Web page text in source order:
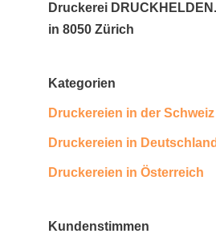
Druckerei
in 8050 Zürich
Kategorien
Druckereien in der Schweiz
Druckereien in Deutschland
Druckereien in Österreich
Kundenstimmen